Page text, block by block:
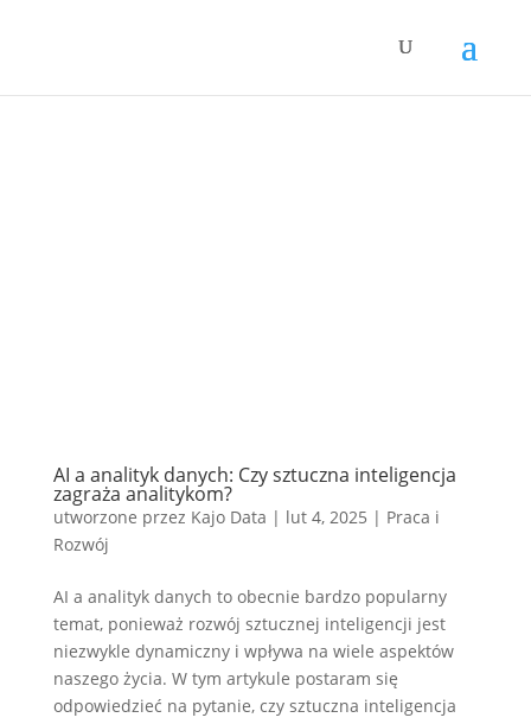
AI a analityk danych: Czy sztuczna inteligencja
zagraża analitykom?
utworzone przez Kajo Data | lut 4, 2025 | Praca i
Rozwój
AI a analityk danych to obecnie bardzo popularny
temat, ponieważ rozwój sztucznej inteligencji jest
niezwykle dynamiczny i wpływa na wiele aspektów
naszego życia. W tym artykule postaram się
odpowiedzieć na pytanie, czy sztuczna inteligencja